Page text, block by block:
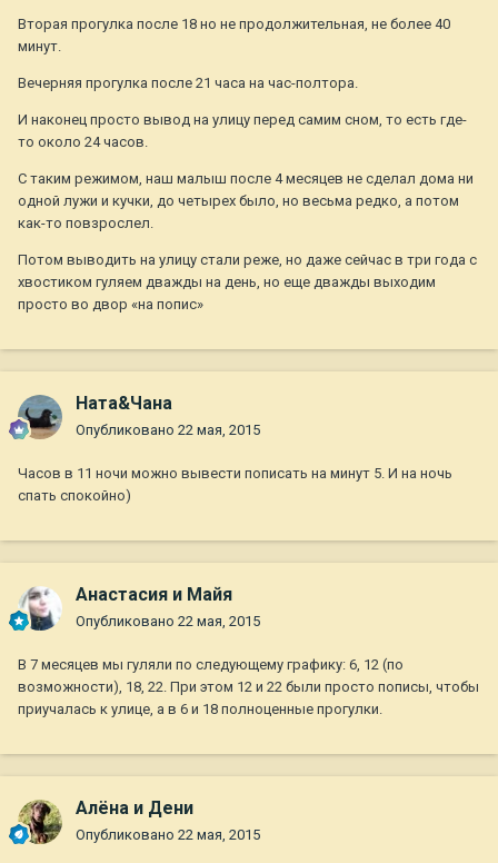
Вторая прогулка после 18 но не продолжительная, не более 40
минут.
Вечерняя прогулка после 21 часа на час-полтора.
И наконец просто вывод на улицу перед самим сном, то есть где-
то около 24 часов.
С таким режимом, наш малыш после 4 месяцев не сделал дома ни
одной лужи и кучки, до четырех было, но весьма редко, а потом
как-то повзрослел.
Потом выводить на улицу стали реже, но даже сейчас в три года с
хвостиком гуляем дважды на день, но еще дважды выходим
просто во двор «на попис»
Ната&Чана
Опубликовано 22 мая, 2015
Часов в 11 ночи можно вывести пописать на минут 5. И на ночь
спать спокойно)
Анастасия и Майя
Опубликовано 22 мая, 2015
В 7 месяцев мы гуляли по следующему графику: 6, 12 (по
возможности), 18, 22. При этом 12 и 22 были просто пописы, чтобы
приучалась к улице, а в 6 и 18 полноценные прогулки.
Алёна и Дени
Опубликовано 22 мая, 2015